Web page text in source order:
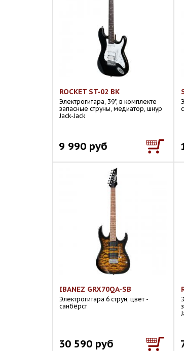
ROCKET ST-02 BK
Электрогитара, 39", в комплекте
запасные струны, медиатор, шнур
Jack-Jack
9 990 руб
IBANEZ GRX70QA-SB
Электрогитара 6 струн, цвет -
санбёрст
30 590 руб